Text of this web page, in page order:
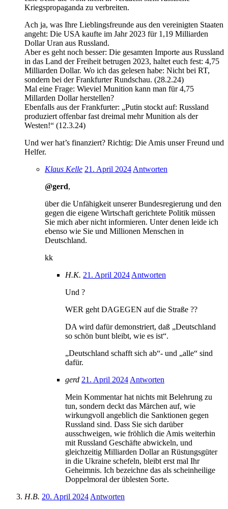
Kriegspropaganda zu verbreiten.
Ach ja, was Ihre Lieblingsfreunde aus den vereinigten Staaten
angeht: Die USA kaufte im Jahr 2023 für 1,19 Milliarden
Dollar Uran aus Russland.
Aber es geht noch besser: Die gesamten Importe aus Russland
in das Land der Freiheit betrugen 2023, haltet euch fest: 4,75
Milliarden Dollar. Wo ich das gelesen habe: Nicht bei RT,
sondern bei der Frankfurter Rundschau. (28.2.24)
Mal eine Frage: Wieviel Munition kann man für 4,75
Millarden Dollar herstellen?
Ebenfalls aus der Frankfurter: „Putin stockt auf: Russland
produziert offenbar fast dreimal mehr Munition als der
Westen!“ (12.3.24)
Und wer hat’s finanziert? Richtig: Die Amis unser Freund und
Helfer.
Klaus Kelle 21. April 2024Antworten
@gerd,
über die Unfähigkeit unserer Bundesregierung und den
gegen die eigene Wirtschaft gerichtete Politik müssen
Sie mich aber nicht informieren. Unter denen leide ich
ebenso wie Sie und Millionen Menschen in
Deutschland.
kk
H.K. 21. April 2024Antworten
Und ?
WER geht DAGEGEN auf die Straße ??
DA wird dafür demonstriert, daß „Deutschland
so schön bunt bleibt, wie es ist“.
„Deutschland schafft sich ab“- und „alle“ sind
dafür.
gerd 21. April 2024Antworten
Mein Kommentar hat nichts mit Belehrung zu
tun, sondern deckt das Märchen auf, wie
wirkungvoll angeblich die Sanktionen gegen
Russland sind. Dass Sie sich darüber
ausschweigen, wie fröhlich die Amis weiterhin
mit Russland Geschäfte abwickeln, und
gleichzeitig Milliarden Dollar an Rüstungsgüter
in die Ukraine schefeln, bleibt erst mal Ihr
Geheimnis. Ich bezeichne das als scheinheilige
Doppelmoral der üblesten Sorte.
H.B. 20. April 2024Antworten